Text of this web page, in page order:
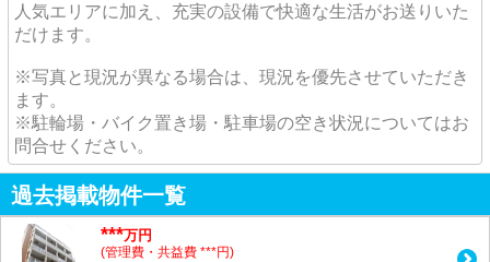
人気エリアに加え、充実の設備で快適な生活がお送りいた
だけます。
※写真と現況が異なる場合は、現況を優先させていただき
ます。
※駐輪場・バイク置き場・駐車場の空き状況についてはお
問合せください。
過去掲載物件一覧
***万円
(管理費・共益費 ***円)